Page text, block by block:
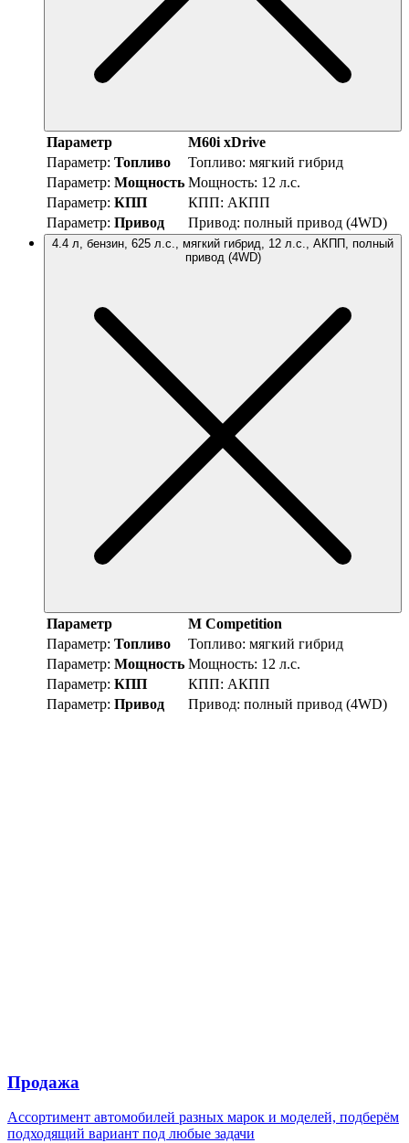
Параметр
M60i xDrive
Параметр: Топливо Топливо: мягкий гибрид
Параметр: Мощность Мощность: 12 л.с.
Параметр: КПП КПП: АКПП
Параметр: Привод Привод: полный привод (4WD)
4.4 л, бензин, 625 л.с., мягкий гибрид, 12 л.с., АКПП, полный
привод (4WD)
Параметр
M Competition
Параметр: Топливо Топливо: мягкий гибрид
Параметр: Мощность Мощность: 12 л.с.
Параметр: КПП КПП: АКПП
Параметр: Привод Привод: полный привод (4WD)
Продажа
Ассортимент автомобилей разных марок и моделей, подберём
подходящий вариант под любые задачи